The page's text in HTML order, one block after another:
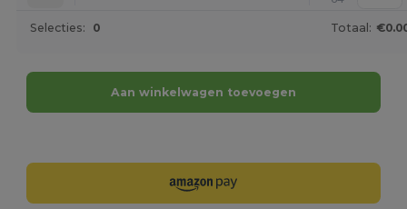
Selecties: 0 Totaal:
Aan winkelwagen toevoegen